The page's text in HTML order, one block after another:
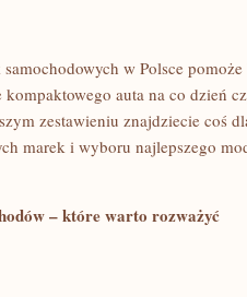
w Polsce
auta na co dzień
zestawieniu znajdziecie coś
marek i wyboru najlepszego
– które warto rozważyć